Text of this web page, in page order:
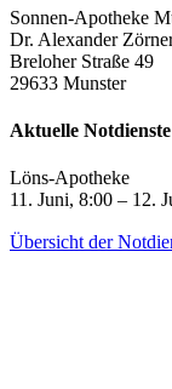
Sonnen-Apotheke
Dr. Alexander
Breloher Straße 49
29633 Munster
Aktuelle Notdienste
Löns-Apotheke
11. Juni, 8:00 – 12.
Übersicht der